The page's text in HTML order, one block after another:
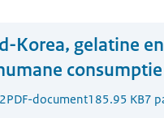
Korea, gelatine
PDF-document185.95 KB7